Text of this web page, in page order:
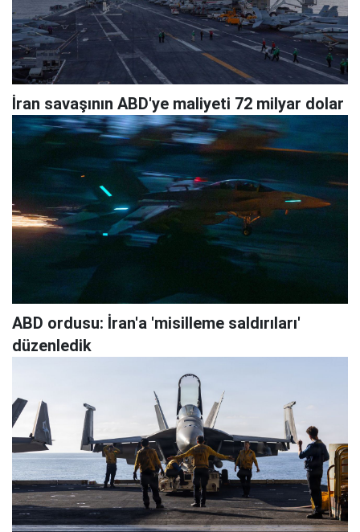
İran savaşının ABD'ye maliyeti 72 milyar dolar
ABD ordusu: İran'a 'misilleme saldırıları'
düzenledik